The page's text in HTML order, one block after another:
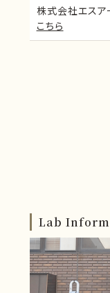
株式会社エス
こちら
Lab